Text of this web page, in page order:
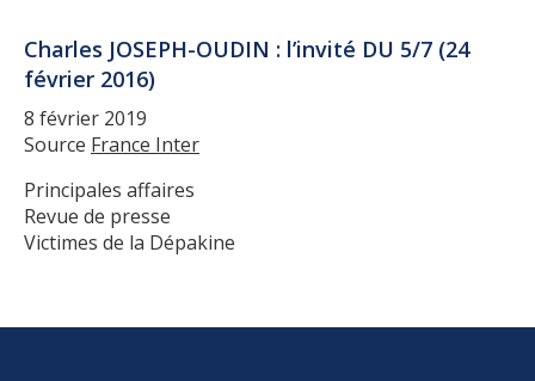
Charles JOSEPH-OUDIN : l’invité DU 5/7 (24
février 2016)
8 février 2019
Source France Inter
Principales affaires
Revue de presse
Victimes de la Dépakine